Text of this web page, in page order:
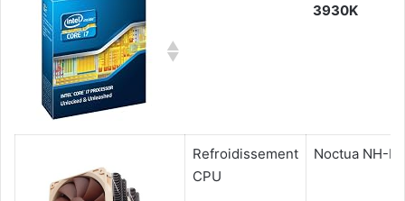
3930K
Refroidissement
CPU
Noctua NH-